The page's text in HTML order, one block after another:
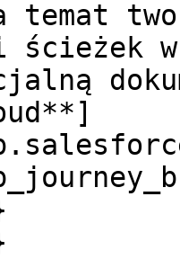
temat
ścieżek